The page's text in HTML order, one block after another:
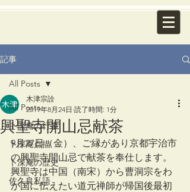
記事
All Posts
卜深庵の行事
卜深庵点描
卜深庵の歴史
佐久良私語
All Posts
興聖寺開山忌献茶
木津宗詮
2019年8月24日 読了時間: 1分
9月27日（金）、ご縁があり京都宇治市
の興聖寺開山忌で献茶を奉仕します。
興聖寺は中国（南宋）から曹洞宗をわ
が国に伝えたい道元禅師が帰国後最初